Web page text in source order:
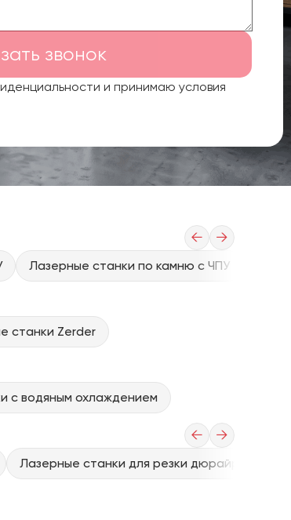
звонок
и принимаю условия
← →
Лазерные станки по камню с ЧПУ
станки Zerder
с водяным охлаждением
← →
Лазерные станки для резки дюрайрона